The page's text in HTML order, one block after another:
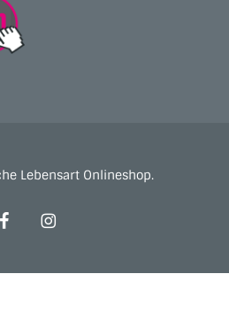
Lebensart Onlineshop.
facebookinstagram